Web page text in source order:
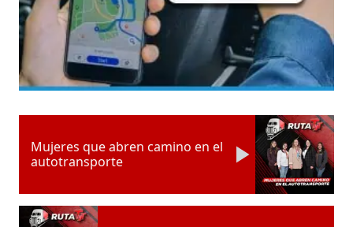
Mujeres que abren camino en el
autotransporte